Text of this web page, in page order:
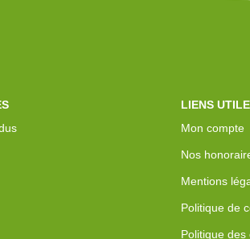
LIENS
Mon compte
Nos
Mentions
Politique de
Politique des